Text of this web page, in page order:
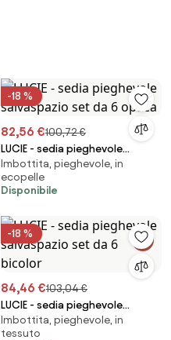
-18 %
82,56 €100,72 €
LUCIE - sedia pieghevole
salvaspazio set da 6 opaca
Imbottita, pieghevole, in
ecopelle
Disponibile
-18 %
84,46 €103,04 €
LUCIE - sedia pieghevole
salvaspazio set da 6 bicolor
Imbottita, pieghevole, in
tessuto